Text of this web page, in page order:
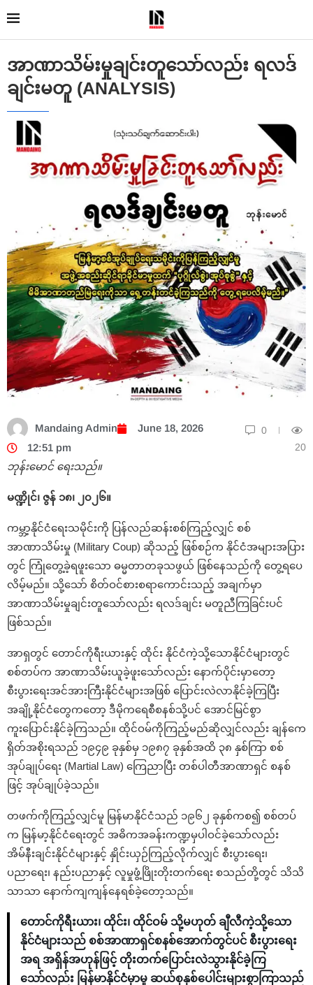
အာဏာသိမ်းမှုချင်းတူသော်လည်း ရလဒ်
ချင်းမတူ (ANALYSIS)
Mandaing Admin
June 18, 2026
12:51 pm
0
20
ဘုန်းမောင် ရေးသည်။
မဏ္ဍိုင်၊ ဇွန် ၁၈၊ ၂၀၂၆။
ကမ္ဘာ့နိုင်ငံရေးသမိုင်းကို ပြန်လည်ဆန်းစစ်ကြည့်လျှင် စစ်
အာဏာသိမ်းမှု (Military Coup) ဆိုသည့် ဖြစ်စဉ်က နိုင်ငံအများအပြား
တွင် ကြုံတွေ့ခဲ့ရဖူးသော ဓမ္မတာတခုသဖွယ် ဖြစ်နေသည်ကို တွေ့ရပေ
လိမ့်မည်။ သို့သော် စိတ်ဝင်စားစရာကောင်းသည့် အချက်မှာ
အာဏာသိမ်းမှုချင်းတူသော်လည်း ရလဒ်ချင်း မတူညီကြခြင်းပင်
ဖြစ်သည်။
အာရှတွင် တောင်ကိုရီးယားနှင့် ထိုင်း နိုင်ငံကဲ့သို့သောနိုင်ငံများတွင်
စစ်တပ်က အာဏာသိမ်းယူခဲ့ဖူးသော်လည်း နောက်ပိုင်းမှာတော့
စီးပွားရေးအင်အားကြီးနိုင်ငံများအဖြစ် ပြောင်းလဲလာနိုင်ခဲ့ကြပြီး
အချို့နိုင်ငံတွေကတော့ ဒီမိုကရေစီစနစ်သို့ပင် အောင်မြင်စွာ
ကူးပြောင်းနိုင်ခဲ့ကြသည်။ ထိုင်ဝမ်ကိုကြည့်မည်ဆိုလျှင်လည်း ချန်ကေ
ရှိတ်အစိုးရသည် ၁၉၄၉ ခုနှစ်မှ ၁၉၈၇ ခုနှစ်အထိ ၃၈ နှစ်ကြာ စစ်
အုပ်ချုပ်ရေး (Martial Law) ကြေညာပြီး တစ်ပါတီအာဏာရှင် စနစ်
ဖြင့် အုပ်ချုပ်ခဲ့သည်။
တဖက်ကိုကြည့်လျှင်မူ မြန်မာနိုင်ငံသည် ၁၉၆၂ ခုနှစ်ကစ၍ စစ်တပ်
က မြန်မာ့နိုင်ငံရေးတွင် အဓိကအခန်းကဏ္ဍမှပါဝင်ခဲ့သော်လည်း
အိမ်နီးချင်းနိုင်ငံများနှင့် နှိုင်းယှဉ်ကြည့်လိုက်လျှင် စီးပွားရေး၊
ပညာရေး၊ နည်းပညာနှင့် လူမှုဖွံ့ဖြိုးတိုးတက်ရေး စသည်တို့တွင် သိသိ
သာသာ နောက်ကျကျန်နေရစ်ခဲ့တော့သည်။
တောင်ကိုရီးယား၊ ထိုင်း၊ ထိုင်ဝမ် သို့မဟုတ် ချီလီကဲ့သို့သော
နိုင်ငံများသည် စစ်အာဏာရှင်စနစ်အောက်တွင်ပင် စီးပွားရေး
အရ အရှိန်အဟုန်ဖြင့် တိုးတက်ပြောင်းလဲသွားနိုင်ခဲ့ကြ
သော်လည်း မြန်မာနိုင်ငံမှာမူ ဆယ်စုနှစ်ပေါင်းများစွာကြာသည်